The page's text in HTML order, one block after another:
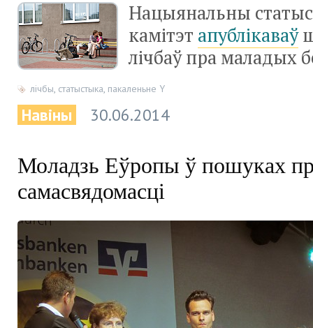
Нацыянальны
камітэт апублікаваў
лічбаў пра маладых
лічбы, статыстыка, пакаленьне Y
Навіны 30.06.2014
Моладзь Еўропы ў пошуках
самасвядомасці